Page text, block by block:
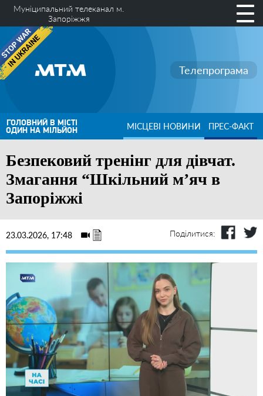
Муніципальний телеканал м.
Запоріжжя
Телепрограма
ГОЛОВНИЙ В МІСТІ
ОДИН НА МІЛЬЙОН МІСЦЕВІ НОВИНИ ПРЕС-ФАКТ
Безпековий тренінг для дівчат.
Змагання “Шкільний м’яч в
Запоріжжі
23.03.2026, 17:48 Поділитися: